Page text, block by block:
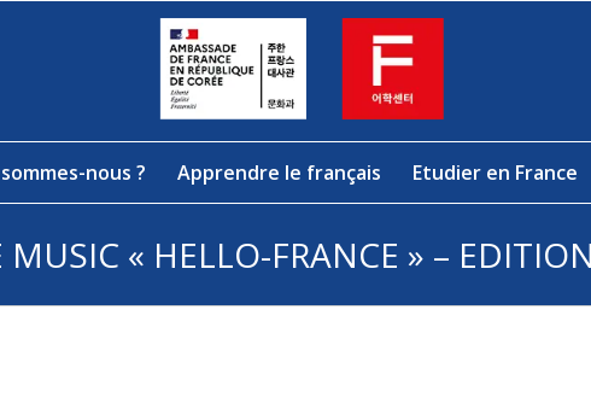
nous ? Apprendre le français Etudier en France
MUSIC « HELLO-FRANCE » –